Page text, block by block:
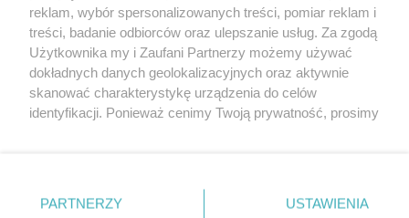
Zaloguj
Zapomniałem hasła
Copyright © 2022 Kurier Szczeciński sp. z o.o.
reklam, wybór spersonalizowanych treści, pomiar reklam i
treści, badanie odbiorców oraz ulepszanie usług. Za zgodą
Użytkownika my i Zaufani Partnerzy możemy używać
dokładnych danych geolokalizacyjnych oraz aktywnie
skanować charakterystykę urządzenia do celów
identyfikacji. Ponieważ cenimy Twoją prywatność, prosimy
prywatności znajdujący się w lewym dolnym rogu strony
. Niektóre rodzaje przetwarzania danych nie wymagają
PARTNERZY USTAWIENIA